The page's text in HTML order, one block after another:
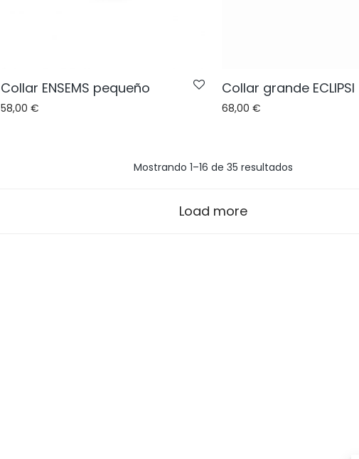
Collar ENSEMS pequeño
58,00 €
Collar grande ECLIPSI
68,00 €
Mostrando 1–16 de 35 resultados
Load more